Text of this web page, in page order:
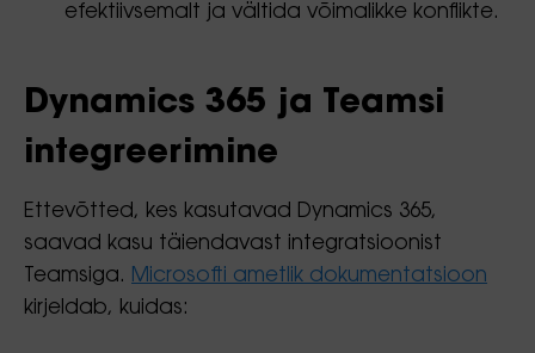
efektiivsemalt ja vältida võimalikke konflikte.
Dynamics 365 ja Teamsi
integreerimine
Ettevõtted, kes kasutavad Dynamics 365,
saavad kasu täiendavast integratsioonist
Teamsiga. Microsofti ametlik dokumentatsioon
kirjeldab, kuidas: